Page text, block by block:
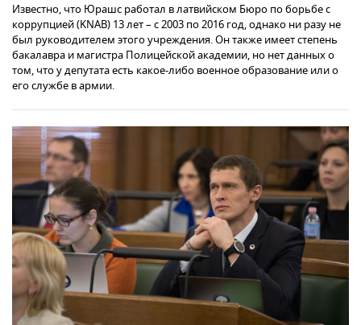
Известно, что Юрашс работал в латвийском Бюро по борьбе с
коррупцией (KNAB) 13 лет – с 2003 по 2016 год, однако ни разу не
был руководителем этого учреждения. Он также имеет степень
бакалавра и магистра Полицейской академии, но нет данных о
том, что у депутата есть какое-либо военное образование или о
его службе в армии.